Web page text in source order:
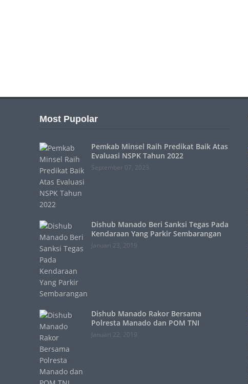
Most Pupolar
Pemkab Minsel Raih Predikat Baik Atas
Evaluasi NSPK Tahun 2022
September 07, 2023
Dishub Manado Beri Sanksi Tegas Pada
Kendaraan Yang Parkir Sembarangan
Januari 23, 2019
Dishub Manado Rakor Bersama
Polresta Manado dan POM TNI
Januari 22, 2019